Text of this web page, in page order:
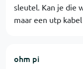
sleutel. Kan je die
maar een utp
ohm pi